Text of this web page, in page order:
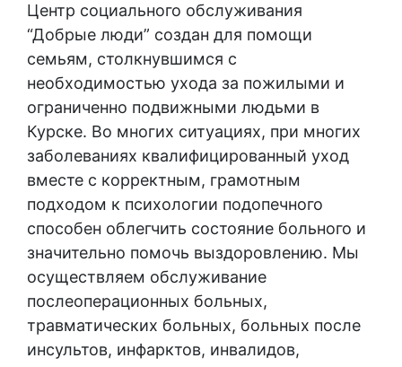
Центр социального обслуживания
“Добрые люди” создан для помощи
семьям, столкнувшимся с
необходимостью ухода за пожилыми и
ограниченно подвижными людьми в
Курске. Во многих ситуациях, при многих
заболеваниях квалифицированный уход
вместе с корректным, грамотным
подходом к психологии подопечного
способен облегчить состояние больного и
значительно помочь выздоровлению. Мы
осуществляем обслуживание
послеоперационных больных,
травматических больных, больных после
инсультов, инфарктов, инвалидов,